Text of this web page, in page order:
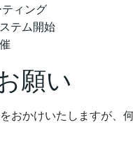
ィング
テム開始
願い
おかけいたしますが、